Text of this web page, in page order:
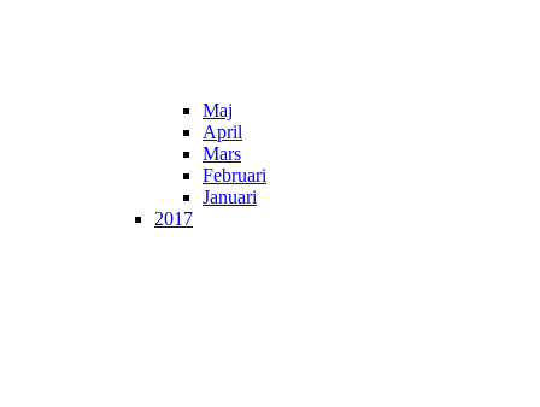
Maj
April
Mars
Februari
Januari
2017